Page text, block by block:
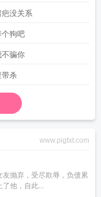
疤没关系
个狗吧
不骗你
带杀
www.pigtxt.com
抛弃，受尽欺辱，负债累
了他，自此...